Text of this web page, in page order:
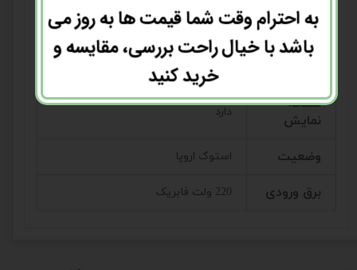
قابلیت
تغذیه
خودکار
ندارد
صفحه
نمایش
دارد
وضعیت استوک اروپا
برق ورودی 220 ولت فابریک
به احترام وقت شما قیمت ها به روز می
باشد با خیال راحت بررسی، مقایسه و
خرید کنید